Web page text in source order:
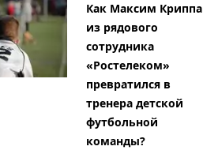
Как Максим Криппа
из рядового
сотрудника
«Ростелеком»
превратился в
тренера детской
футбольной
команды?